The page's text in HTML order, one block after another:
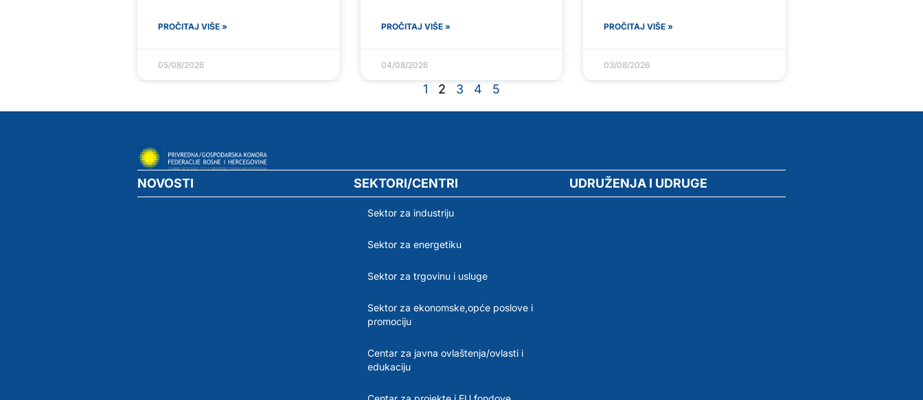
PROČITAJ VIŠE »
05/08/2026
PROČITAJ VIŠE »
04/08/2026
PROČITAJ VIŠE »
03/08/2026
1 2 3 4 5
NOVOSTI SEKTORI/CENTRI
Sektor za industriju
Sektor za energetiku
Sektor za trgovinu i usluge
Sektor za ekonomske,opće poslove i
promociju
Centar za javna ovlaštenja/ovlasti i
edukaciju
UDRUŽENJA I UDRUGE